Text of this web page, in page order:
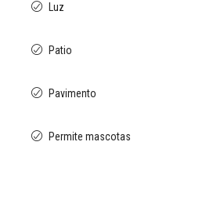
Luz
Patio
Pavimento
Permite mascotas